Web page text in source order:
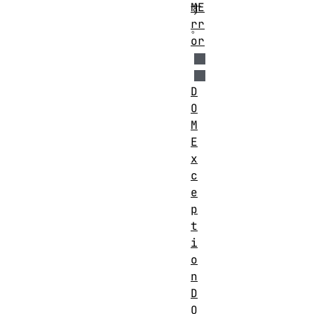
す
。
ME
rr
or
D
O
M
E
x
c
e
p
t
i
o
n
D
O